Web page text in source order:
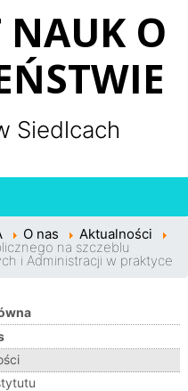
NAUK O
Siedlcach
O nas Aktualności
na szczeblu
i Administracji w praktyce